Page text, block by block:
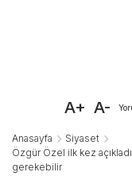
A+ A-
Anasayfa
Siyaset
Özgür Özel ilk kez
gerekebilir